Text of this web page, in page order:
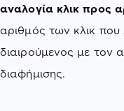
αναλογία κλικ προς
αριθμός των κλικ που
διαιρούμενος με τον
διαφήμισης.